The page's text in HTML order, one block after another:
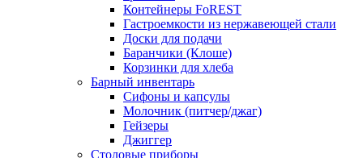
Контейнеры FoREST
Гастроемкости из нержавеющей стали
Доски для подачи
Баранчики (Клоше)
Корзинки для хлеба
Барный инвентарь
Сифоны и капсулы
Молочник (питчер/джаг)
Гейзеры
Джиггер
Столовые приборы